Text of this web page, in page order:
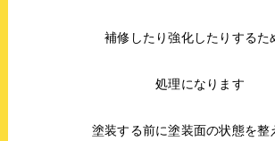
補修したり強化したりするた
処理になります
塗装する前に塗装面の状態を整